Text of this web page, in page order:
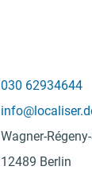
030 62934644
Wagner-
12489 Berlin